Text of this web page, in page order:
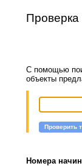
С помощью
объекты
Проверить
Номера